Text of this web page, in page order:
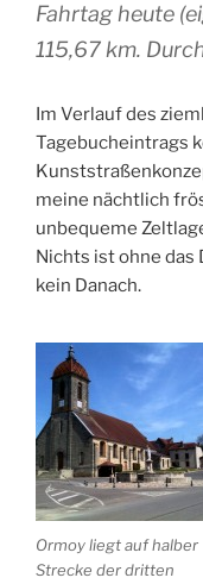
Fahrtag heute
115,67 km.
Im Verlauf des
Tagebucheintrags
meine nächtlich
unbequeme
Nichts ist ohne das
kein Danach.
Ormoy liegt auf halber
Strecke der dritten